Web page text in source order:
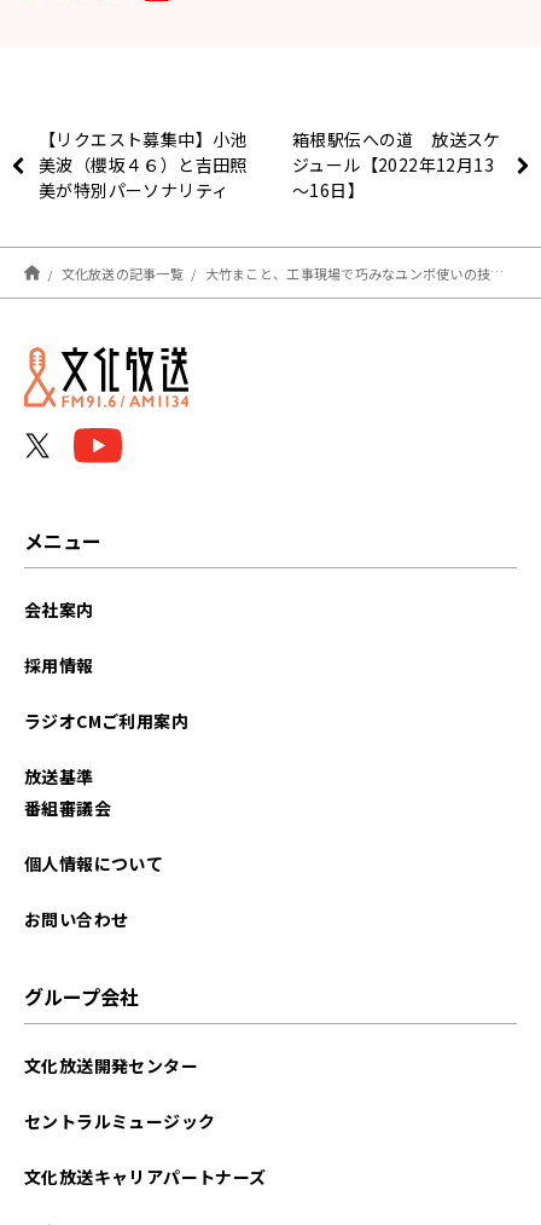
【リクエスト募集中】小池
美波（櫻坂４６）と吉田照
美が特別パーソナリティ
クエスト カウントダウ
ン』
箱根駅伝への道 放送スケ
ジュール【2022年12月13
～16日】
文化放送の記事一覧 大竹まこと、工事現場で巧みなユンボ使いの技に感動「あれだけの技術なら、相当お金もらっていいよね」
メニュー
会社案内
採用情報
ラジオCMご利用案内
放送基準
番組審議会
個人情報について
お問い合わせ
グループ会社
文化放送開発センター
セントラルミュージック
文化放送キャリアパートナーズ